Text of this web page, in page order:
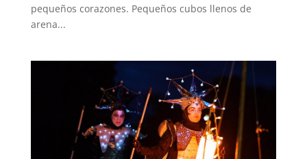
pequeños corazones. Pequeños cubos llenos de
arena...